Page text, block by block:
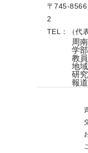
〒745-
2
TEL：（代
周
学
教
地
研究
報